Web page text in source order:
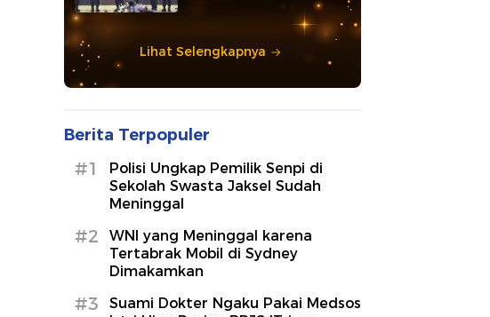
Lihat Selengkapnya
Berita Terpopuler
#1
Polisi Ungkap Pemilik Senpi di
Sekolah Swasta Jaksel Sudah
Meninggal
#2
WNI yang Meninggal karena
Tertabrak Mobil di Sydney
Dimakamkan
#3
Suami Dokter Ngaku Pakai Medsos